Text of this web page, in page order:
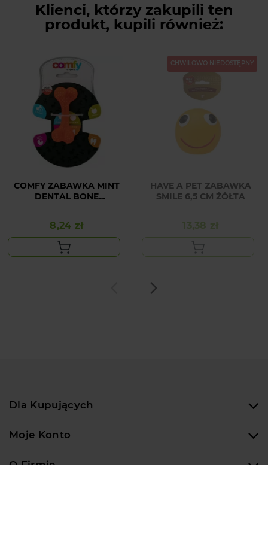
Klienci, którzy zakupili ten
produkt, kupili również:
COMFY ZABAWKA MINT
DENTAL BONE
Cena
8,24 zł
CHWILOWO NIEDOSTĘPNY
HAVE A PET ZABAWKA
SMILE 6,5 CM ŻÓŁTA
Cena
13,38 zł
Dla Kupujących
Moje Konto
O Firmie